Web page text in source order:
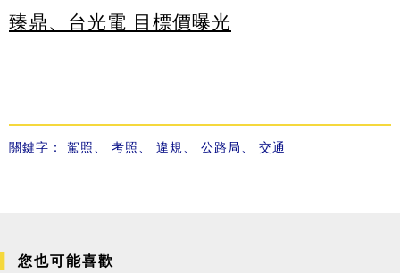
臻鼎、台光電 目標價曝光
關鍵字： 駕照 考照 違規 公路局 交通
您也可能喜歡